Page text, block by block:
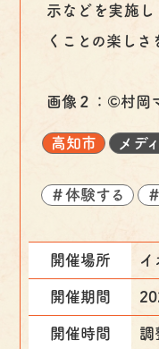
示などを実施
くことの楽しさ
画像２：©村岡
高知市 メデ
＃体験する
開催場所 イ
開催期間
開催時間 調